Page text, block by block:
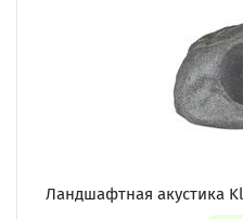
Ландшафтная акустика